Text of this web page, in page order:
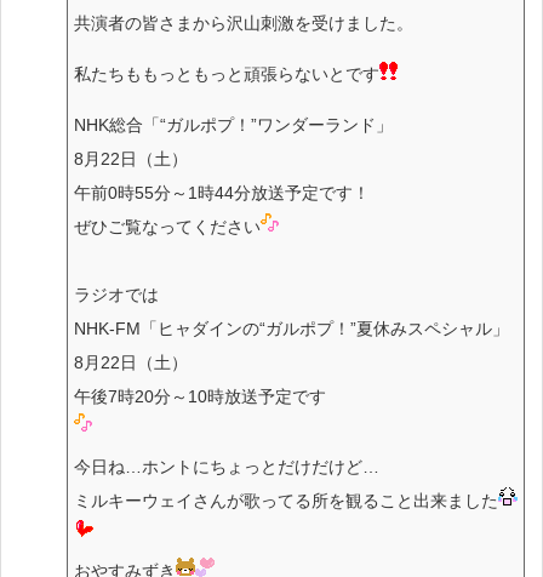
共演者の皆さまから沢山刺激を受けました。
私たちももっともっと頑張らないとです
NHK総合「“ガルポプ！”ワンダーランド」
8月22日（土）
午前0時55分～1時44分放送予定です！
ぜひご覧なってください
ラジオでは
NHK-FM「ヒャダインの“ガルポプ！”夏休みスペシャル」
8月22日（土）
午後7時20分～10時放送予定です
今日ね…ホントにちょっとだけだけど…
ミルキーウェイさんが歌ってる所を観ること出来ました
おやすみずき